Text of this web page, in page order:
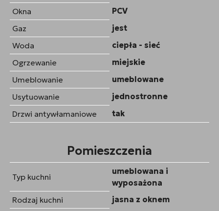
Okna
PCV
Gaz
jest
Woda
ciepła - sieć
Ogrzewanie
miejskie
Umeblowanie
umeblowane
Usytuowanie
jednostronne
Drzwi antywłamaniowe
tak
Pomieszczenia
Typ kuchni
umeblowana i
wyposażona
Rodzaj kuchni
jasna z oknem